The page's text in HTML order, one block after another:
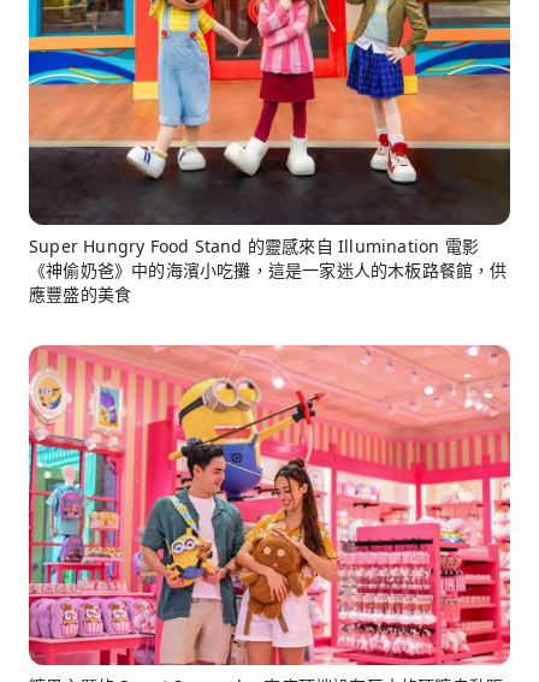
Super Hungry Food Stand 的靈感來自 Illumination 電影
《神偷奶爸》中的海濱小吃攤，這是一家迷人的木板路餐館，供
應豐盛的美食